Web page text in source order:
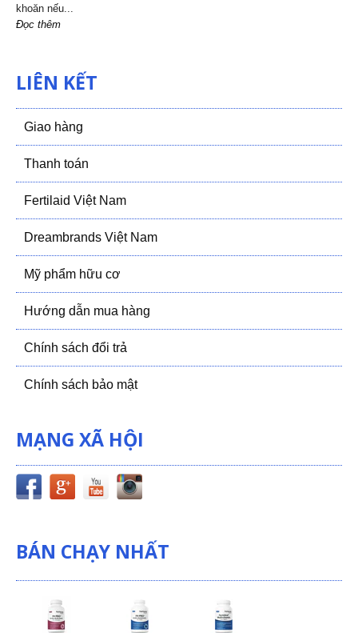
khoăn nếu...
Đọc thêm
LIÊN KẾT
Giao hàng
Thanh toán
Fertilaid Việt Nam
Dreambrands Việt Nam
Mỹ phẩm hữu cơ
Hướng dẫn mua hàng
Chính sách đổi trả
Chính sách bảo mật
MẠNG XÃ HỘI
BÁN CHẠY NHẤT